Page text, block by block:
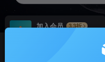
加入会员
3.3折